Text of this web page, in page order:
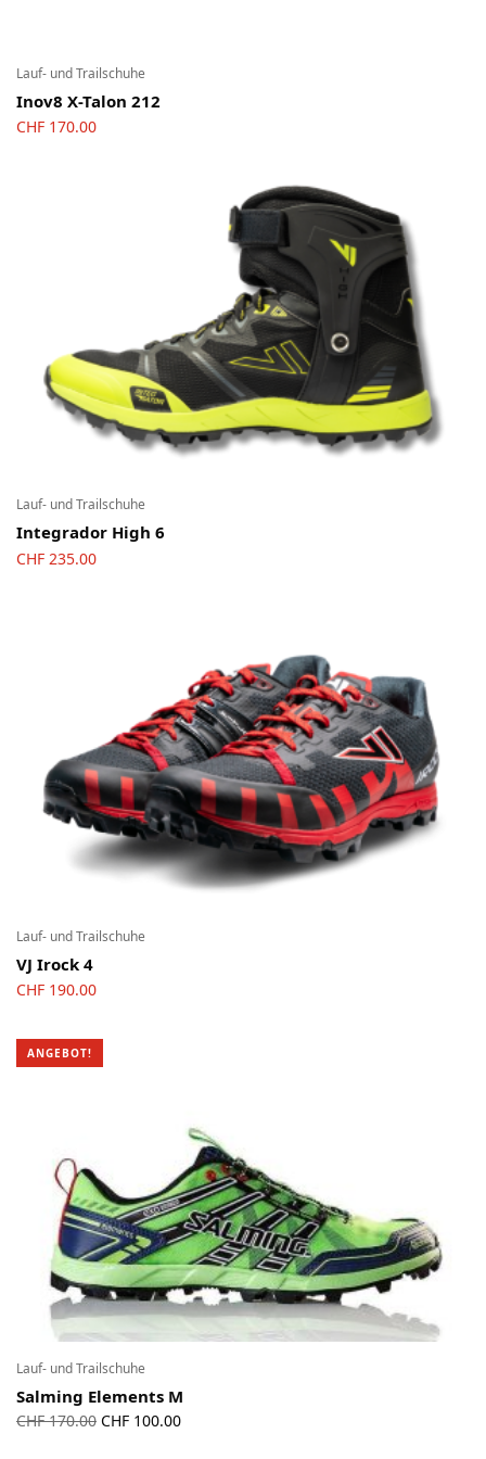
Lauf- und Trailschuhe
Inov8 X-Talon 212
CHF 170.00
Lauf- und Trailschuhe
Integrador High 6
CHF 235.00
Lauf- und Trailschuhe
VJ Irock 4
CHF 190.00
ANGEBOT!
Lauf- und Trailschuhe
Salming Elements M
CHF170.00 Ursprünglicher
CHF 100.00Aktueller